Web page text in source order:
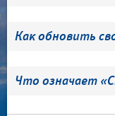
Как обновить
Что означает